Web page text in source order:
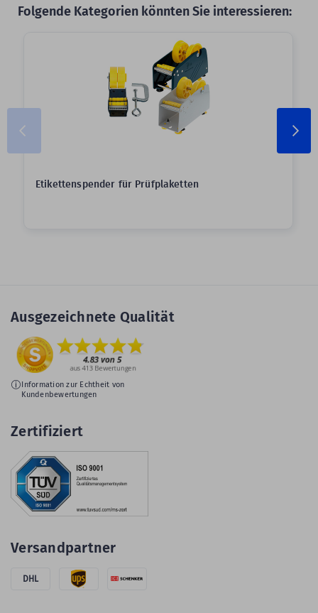
Folgende Kategorien könnten Sie interessieren:
Etikettenspender für Prüfplaketten
Ausgezeichnete Qualität
Information zur Echtheit von
Kundenbewertungen
Zertifiziert
Versandpartner
DHL